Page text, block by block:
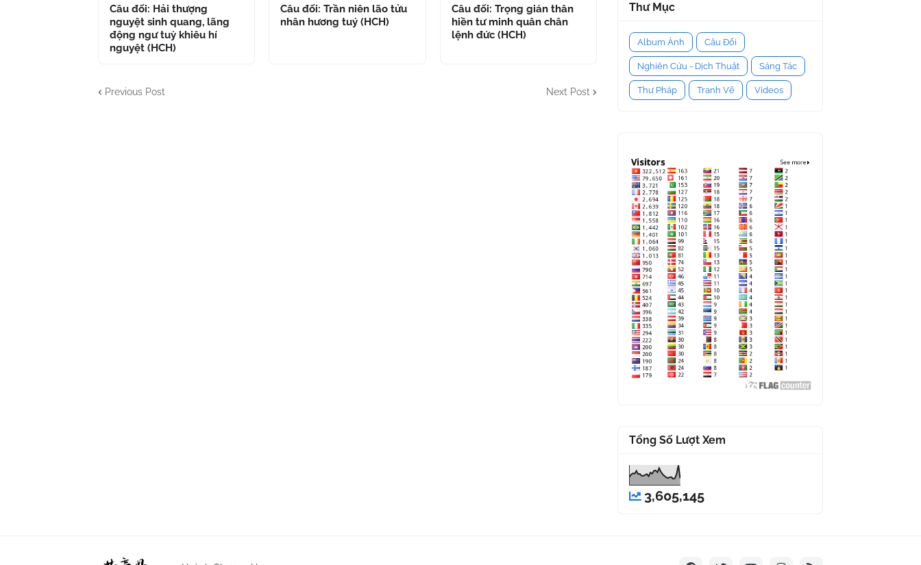
Câu đối: Hải thượng
nguyệt sinh quang, lãng
động ngư tuỳ khiêu hí
nguyệt (HCH)
Câu đối: Trần niên lão tửu
nhân hương tuý (HCH)
Câu đối: Trọng gián thân
hiền tư minh quân chân
lệnh đức (HCH)
Previous Post Next Post
Thư Mục
Album Ảnh Câu Đối
Nghiên Cứu - Dịch Thuật Sáng Tác
Thư Pháp Tranh Vẽ Videos
Tổng Số Lượt Xem
3,605,145